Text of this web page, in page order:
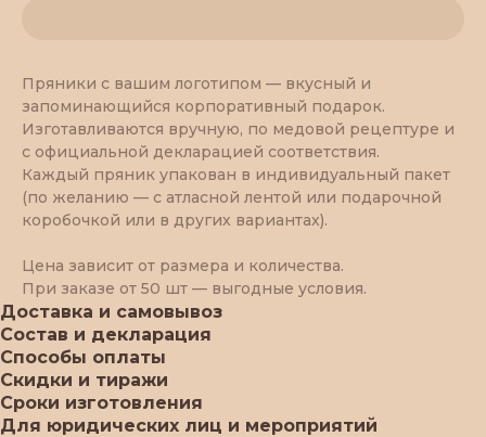
Пряники с вашим логотипом — вкусный и
запоминающийся корпоративный подарок.
Изготавливаются вручную, по медовой рецептуре и
с официальной декларацией соответствия.
Каждый пряник упакован в индивидуальный пакет
(по желанию — с атласной лентой или подарочной
коробочкой или в других вариантах).
Цена зависит от размера и количества.
При заказе от 50 шт — выгодные условия.
Доставка и самовывоз
Состав и декларация
Способы оплаты
Скидки и тиражи
Сроки изготовления
Для юридических лиц и мероприятий